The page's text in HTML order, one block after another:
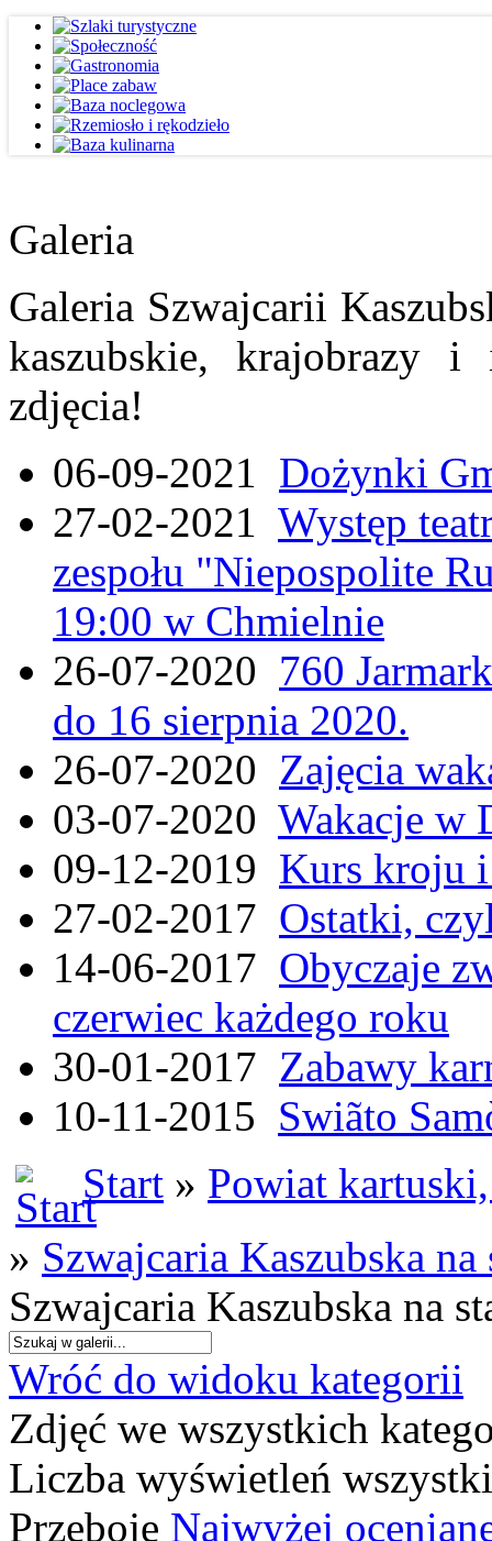
Galeria
Galeria Szwajcarii
kaszubskie, krajobrazy
zdjęcia!
06-09-2021 Dożynki
27-02-2021 Występ
zespołu "Niepospolite
19:00 w Chmielnie
26-07-2020 760
do 16 sierpnia 2020.
26-07-2020 Zajęcia
03-07-2020 Wakacje w
09-12-2019 Kurs kroju i
27-02-2017 Ostatki,
14-06-2017 Obyczaje
czerwiec każdego roku
30-01-2017 Zabawy
10-11-2015 Swiãto
Start » Powiat
» Szwajcaria Kaszubska
Szwajcaria Kaszubska na
Wróć do widoku kategorii
Zdjęć we wszystkich
Liczba wyświetleń
Przeboje Najwyżej